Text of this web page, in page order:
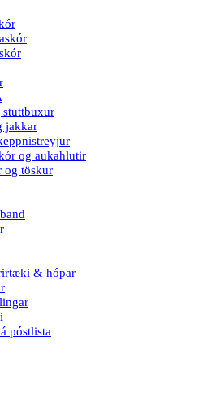
jakkar
og aukahlutir
og töskur
& hópar
póstlista